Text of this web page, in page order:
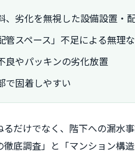
、劣化を無視した設備設置・
管スペース」不足による無理
良やパッキンの劣化放置
で固着しやすい
だけでなく、階下への漏水
底調査」と「マンション構